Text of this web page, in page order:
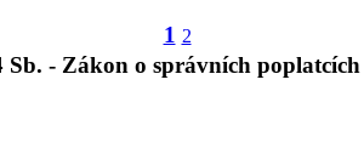
1 2
Sb. - Zákon o správních poplatcích